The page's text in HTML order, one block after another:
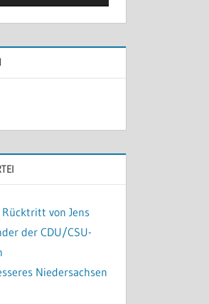
von Jens
der CDU/CSU-
Niedersachsen